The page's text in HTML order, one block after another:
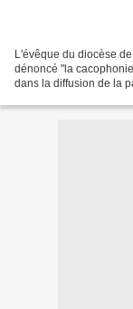
L'évêque du diocèse
dénoncé "la
dans la diffusion de la